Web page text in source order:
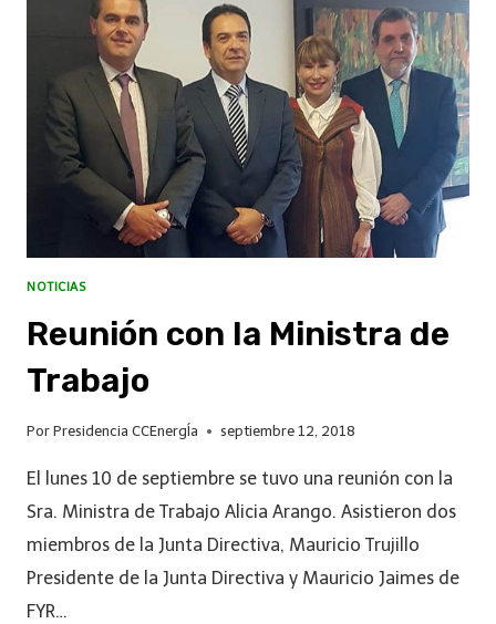
NOTICIAS
Reunión con la Ministra de
Trabajo
Por Presidencia CCEnergÍa septiembre 12, 2018
El lunes 10 de septiembre se tuvo una reunión con la
Sra. Ministra de Trabajo Alicia Arango. Asistieron dos
miembros de la Junta Directiva, Mauricio Trujillo
Presidente de la Junta Directiva y Mauricio Jaimes de
FYR…